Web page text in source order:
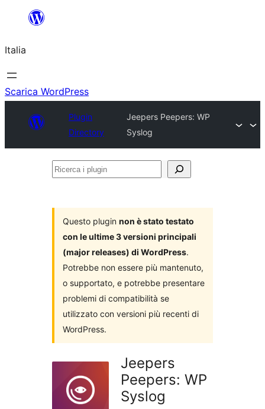
contenuto
Italia
Scarica WordPress
Plugin
Directory
Jeepers Peepers: WP
Syslog
Ricerca
Questo plugin non è stato testato
con le ultime 3 versioni principali
(major releases) di WordPress.
Potrebbe non essere più mantenuto,
o supportato, e potrebbe presentare
problemi di compatibilità se
utilizzato con versioni più recenti di
WordPress.
Jeepers
Peepers: WP
Syslog